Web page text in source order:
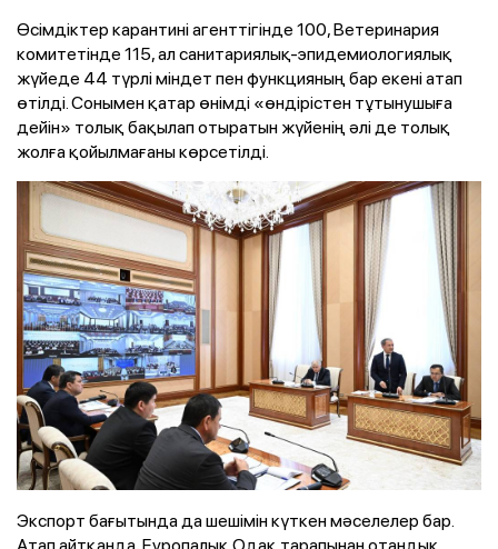
Өсімдіктер карантині агенттігінде 100, Ветеринария
комитетінде 115, ал санитариялық-эпидемиологиялық
жүйеде 44 түрлі міндет пен функцияның бар екені атап
өтілді. Сонымен қатар өнімді «өндірістен тұтынушыға
дейін» толық бақылап отыратын жүйенің әлі де толық
жолға қойылмағаны көрсетілді.
Экспорт бағытында да шешімін күткен мәселелер бар.